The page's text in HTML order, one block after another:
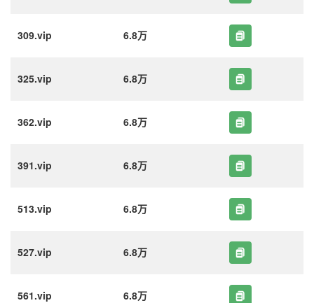
309.vip 6.8万
325.vip 6.8万
362.vip 6.8万
391.vip 6.8万
513.vip 6.8万
527.vip 6.8万
561.vip 6.8万